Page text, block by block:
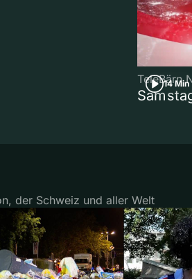
14 Min
TeleBärn
der Schweiz und aller Welt